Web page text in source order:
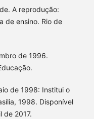
A reprodução:
de ensino. Rio de
de 1996.
de 1998: Institui o
1998. Disponível
de 2017.